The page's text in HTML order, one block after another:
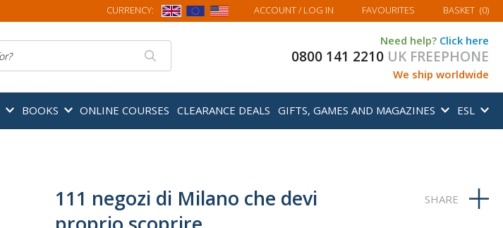
CURRENCY: ACCOUNT/ LOG IN FAVOURITES MY BASKET
BASKET (0)
Need help? Click here
0800 141 2210 UK FREEPHONE
We ship worldwide
BOOKS ONLINE COURSES CLEARANCE DEALS GIFTS, GAMES AND MAGAZINES ESL
111 negozi di Milano che devi